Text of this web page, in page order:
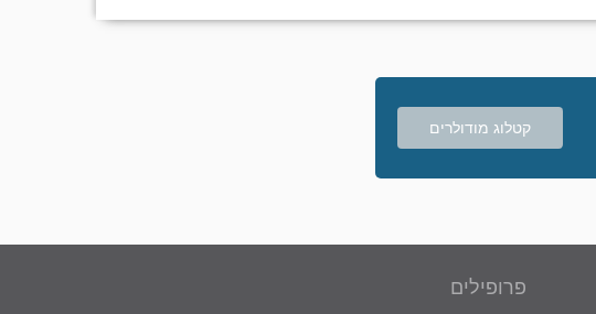
קטלוג מודולרים
פרופילים